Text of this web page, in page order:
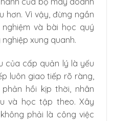
hơn. Vì vậy, đừng ngần
và bài học quý
xung quanh.
của cấp quản lý là yếu
luôn giao tiếp rõ ràng,
hồi kịp thời, nhân
và học tập theo. Xây
phải là công việc